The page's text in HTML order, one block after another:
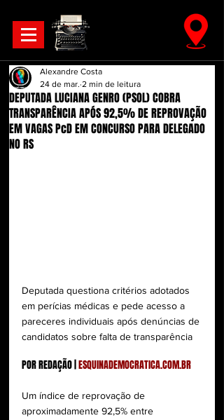
DEPUTADA LUCIANA GENRO (PSOL) COBRA
TRANSPARÊNCIA APÓS 92,5% DE REPROVAÇÃO
EM VAGAS PcD EM CONCURSO PARA DELEGADO
NO RS
Alexandre Costa
24 de mar. 2 min de leitura
Deputada questiona critérios adotados
em perícias médicas e pede acesso a
pareceres individuais após denúncias de
candidatos sobre falta de transparência
POR REDAÇÃO | ESQUINADEMOCRATICA.COM.BR
Um índice de reprovação de
aproximadamente 92,5% entre